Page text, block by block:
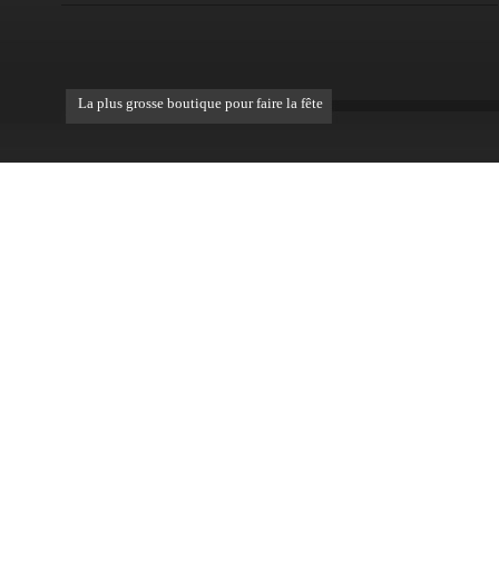
La plus grosse boutique pour faire la fête